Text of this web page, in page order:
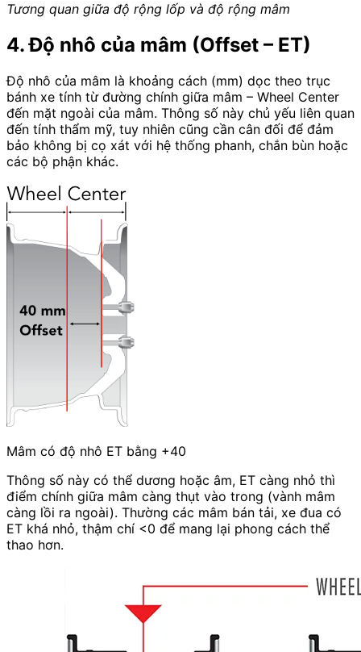
Tương quan giữa độ rộng lốp và độ rộng mâm
4. Độ nhô của mâm (Offset – ET)
Độ nhô của mâm là khoảng cách (mm) dọc theo trục
bánh xe tính từ đường chính giữa mâm – Wheel Center
đến mặt ngoài của mâm. Thông số này chủ yếu liên quan
đến tính thẩm mỹ, tuy nhiên cũng cần cân đối để đảm
bảo không bị cọ xát với hệ thống phanh, chắn bùn hoặc
các bộ phận khác.
Mâm có độ nhô ET bằng +40
Thông số này có thể dương hoặc âm, ET càng nhỏ thì
điểm chính giữa mâm càng thụt vào trong (vành mâm
càng lồi ra ngoài). Thường các mâm bán tải, xe đua có
ET khá nhỏ, thậm chí <0 để mang lại phong cách thể
thao hơn.